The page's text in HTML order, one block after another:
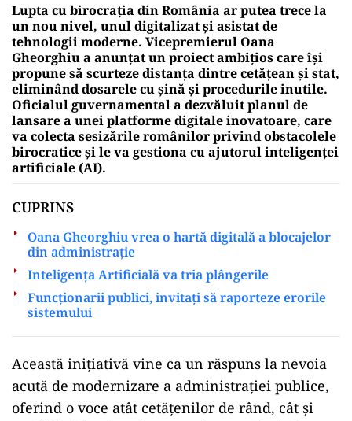
Lupta cu birocrația din România ar putea trece la
un nou nivel, unul digitalizat și asistat de
tehnologii moderne. Vicepremierul Oana
Gheorghiu a anunțat un proiect ambițios care își
propune să scurteze distanța dintre cetățean și stat,
eliminând dosarele cu șină și procedurile inutile.
Oficialul guvernamental a dezvăluit planul de
lansare a unei platforme digitale inovatoare, care
va colecta sesizările românilor privind obstacolele
birocratice și le va gestiona cu ajutorul inteligenței
artificiale (AI).
CUPRINS
Oana Gheorghiu vrea o hartă digitală a blocajelor
din administrație
Inteligența Artificială va tria plângerile
Funcționarii publici, invitați să raporteze erorile
sistemului
Această inițiativă vine ca un răspuns la nevoia
acută de modernizare a administrației publice,
oferind o voce atât cetățenilor de rând, cât și